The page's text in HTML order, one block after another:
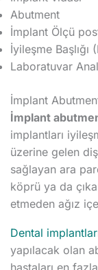
Abutment
İmplant Ölçü
İyileşme
Laboratuvar
İmplant
İmplant
implantları
üzerine gelen
sağlayan ara
köprü ya da
etmeden ağız
Dental
yapılacak olan